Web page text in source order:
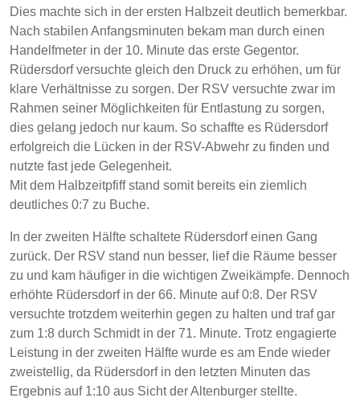
Dies machte sich in der ersten Halbzeit deutlich bemerkbar.
Nach stabilen Anfangsminuten bekam man durch einen
Handelfmeter in der 10. Minute das erste Gegentor.
Rüdersdorf versuchte gleich den Druck zu erhöhen, um für
klare Verhältnisse zu sorgen. Der RSV versuchte zwar im
Rahmen seiner Möglichkeiten für Entlastung zu sorgen,
dies gelang jedoch nur kaum. So schaffte es Rüdersdorf
erfolgreich die Lücken in der RSV-Abwehr zu finden und
nutzte fast jede Gelegenheit.
Mit dem Halbzeitpfiff stand somit bereits ein ziemlich
deutliches 0:7 zu Buche.
In der zweiten Hälfte schaltete Rüdersdorf einen Gang
zurück. Der RSV stand nun besser, lief die Räume besser
zu und kam häufiger in die wichtigen Zweikämpfe. Dennoch
erhöhte Rüdersdorf in der 66. Minute auf 0:8. Der RSV
versuchte trotzdem weiterhin gegen zu halten und traf gar
zum 1:8 durch Schmidt in der 71. Minute. Trotz engagierte
Leistung in der zweiten Hälfte wurde es am Ende wieder
zweistellig, da Rüdersdorf in den letzten Minuten das
Ergebnis auf 1:10 aus Sicht der Altenburger stellte.